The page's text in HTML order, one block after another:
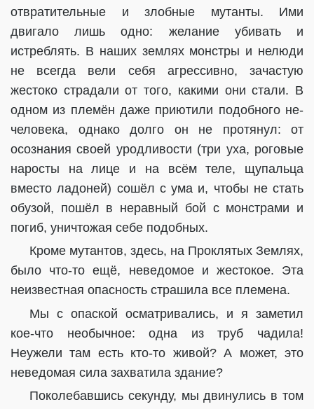
отвратительные и злобные мутанты. Ими
двигало лишь одно: желание убивать и
истреблять. В наших землях монстры и нелюди
не всегда вели себя агрессивно, зачастую
жестоко страдали от того, какими они стали. В
одном из племён даже приютили подобного не-
человека, однако долго он не протянул: от
осознания своей уродливости (три уха, роговые
наросты на лице и на всём теле, щупальца
вместо ладоней) сошёл с ума и, чтобы не стать
обузой, пошёл в неравный бой с монстрами и
погиб, уничтожая себе подобных.
Кроме мутантов, здесь, на Проклятых Землях,
было что-то ещё, неведомое и жестокое. Эта
неизвестная опасность страшила все племена.
Мы с опаской осматривались, и я заметил
кое-что необычное: одна из труб чадила!
Неужели там есть кто-то живой? А может, это
неведомая сила захватила здание?
Поколебавшись секунду, мы двинулись в том